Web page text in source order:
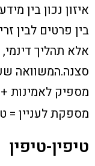
איזון נכון בין
בין פרטים לבין
אלא תהליך
סצנה.המשוואה
מספיק לאמינות
מספקת לעניין =
טיפין-טיפין